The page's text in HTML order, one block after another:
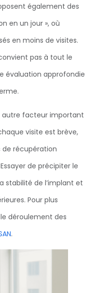
également des
en un jour », où
en moins de visites.
pas à tout le
évaluation approfondie
autre facteur important
visite est brève,
de récupération
de précipiter le
stabilité de l’implant et
Pour plus
déroulement des
.